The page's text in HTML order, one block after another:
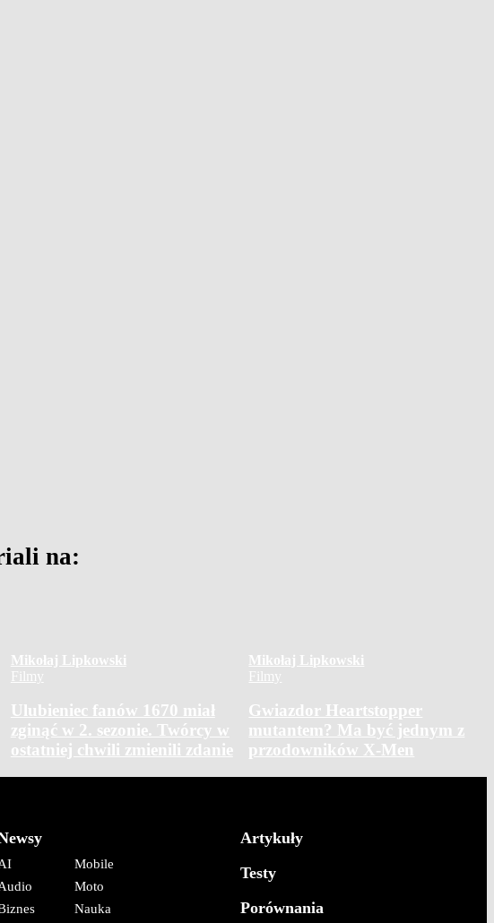
na:
Mikołaj Lipkowski
Filmy
Ulubieniec fanów 1670 miał
zginąć w 2. sezonie. Twórcy w
ostatniej chwili zmienili zdanie
Mikołaj Lipkowski
Filmy
Gwiazdor Heartstopper
mutantem? Ma być jednym z
przodowników X-Men
Mobile
Moto
Nauka
Artykuły
Testy
Porównania